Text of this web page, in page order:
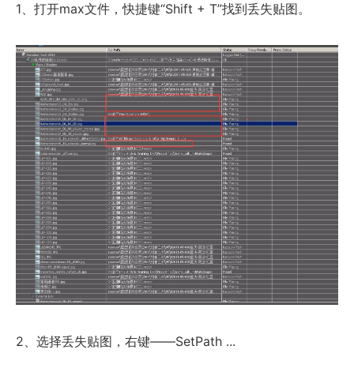
1、打开max文件，快捷键“Shift + T”找到丢失贴图。
2、选择丢失贴图，右键——SetPath ...